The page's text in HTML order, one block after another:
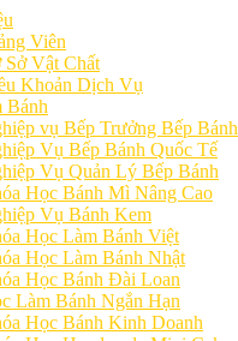
Viên
Sở Vật Chất
Khoản Dịch Vụ
Bánh
vụ Bếp Trưởng Bếp Bánh
Vụ Bếp Bánh Quốc Tế
Vụ Quản Lý Bếp Bánh
Học Bánh Mì Nâng Cao
Vụ Bánh Kem
Học Làm Bánh Việt
Học Làm Bánh Nhật
Học Bánh Đài Loan
Làm Bánh Ngắn Hạn
Học Bánh Kinh Doanh